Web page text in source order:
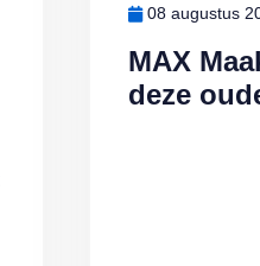
MAX
deze
08 augustus